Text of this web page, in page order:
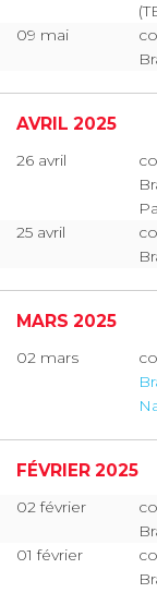
09 mai
AVRIL 2025
26 avril
25 avril
MARS 2025
02 mars
FÉVRIER 2025
02 février
01 février